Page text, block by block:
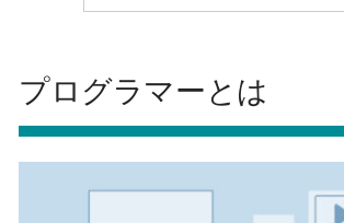
プログラマーとは